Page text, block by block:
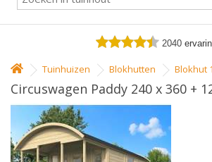
2040
Tuinhuizen Blokhutten Blokhut
Circuswagen Paddy 240 x 360 +